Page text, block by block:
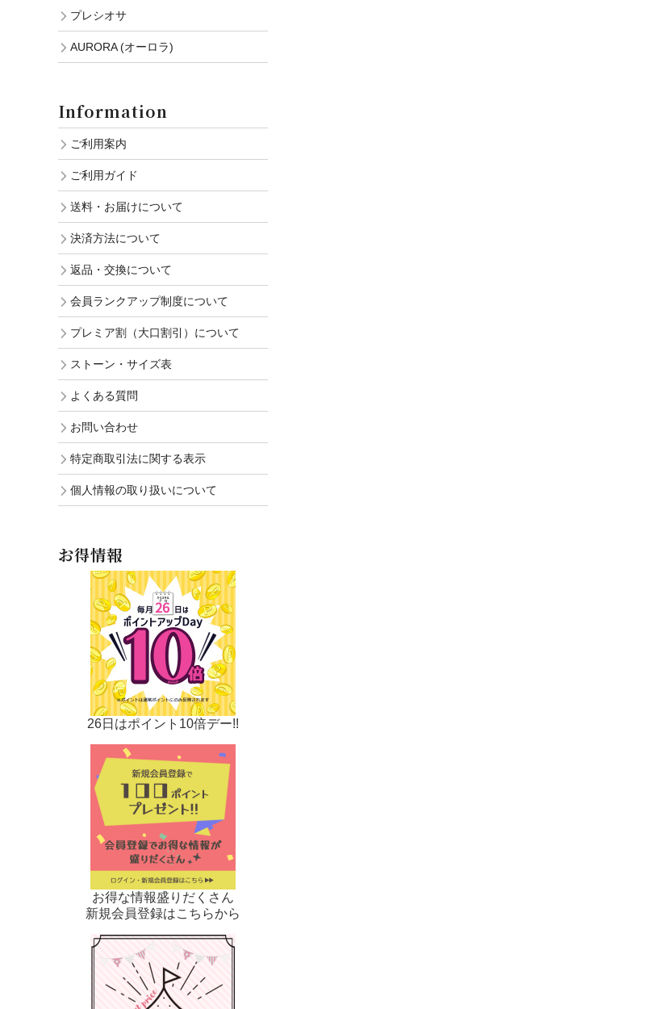
プレシオサ
AURORA (オーロラ)
Information
ご利用案内
ご利用ガイド
送料・お届けについて
決済方法について
返品・交換について
会員ランクアップ制度について
プレミア割（大口割引）について
ストーン・サイズ表
よくある質問
お問い合わせ
特定商取引法に関する表示
個人情報の取り扱いについて
お得情報
26日はポイント10倍デー!!
お得な情報盛りだくさん
新規会員登録はこちらから